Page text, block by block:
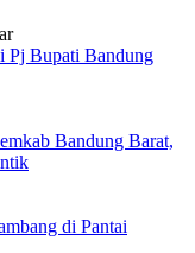
Pj Bupati Bandung
Bandung Barat,
di Pantai